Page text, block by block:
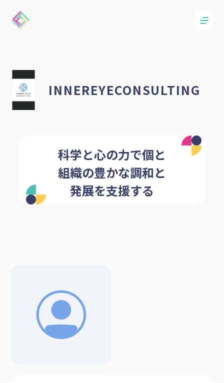
INNEREYECONSULTING
科学と心の力で個と
組織の豊かな調和と
発展を支援する